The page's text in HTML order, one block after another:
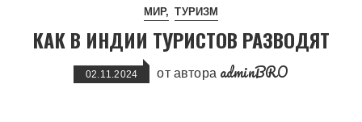
МИР ТУРИЗМ
КАК В ИНДИИ ТУРИСТОВ РАЗВОДЯТ
02.11.2024 от автора adminBRO